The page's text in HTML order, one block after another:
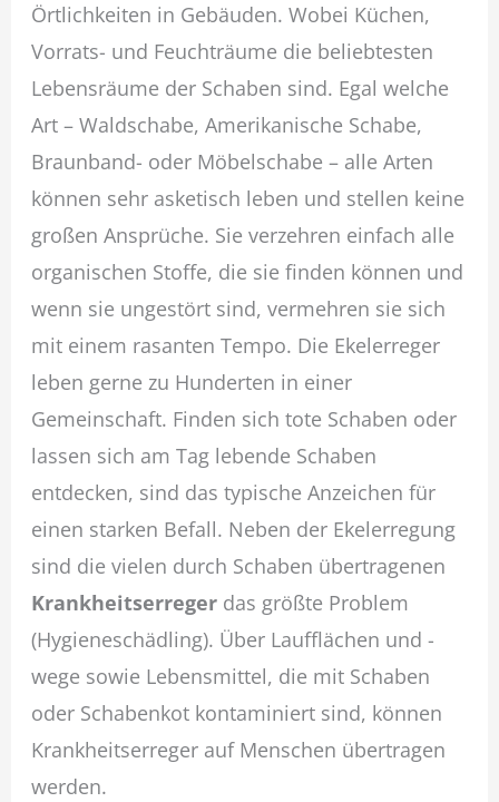
Örtlichkeiten in Gebäuden. Wobei Küchen,
Vorrats- und Feuchträume die beliebtesten
Lebensräume der Schaben sind. Egal welche
Art – Waldschabe, Amerikanische Schabe,
Braunband- oder Möbelschabe – alle Arten
können sehr asketisch leben und stellen keine
großen Ansprüche. Sie verzehren einfach alle
organischen Stoffe, die sie finden können und
wenn sie ungestört sind, vermehren sie sich
mit einem rasanten Tempo. Die Ekelerreger
leben gerne zu Hunderten in einer
Gemeinschaft. Finden sich tote Schaben oder
lassen sich am Tag lebende Schaben
entdecken, sind das typische Anzeichen für
einen starken Befall. Neben der Ekelerregung
sind die vielen durch Schaben übertragenen
Krankheitserregerdas größte Problem
(Hygieneschädling). Über Laufflächen und -
wege sowie Lebensmittel, die mit Schaben
oder Schabenkot kontaminiert sind, können
Krankheitserreger auf Menschen übertragen
werden.